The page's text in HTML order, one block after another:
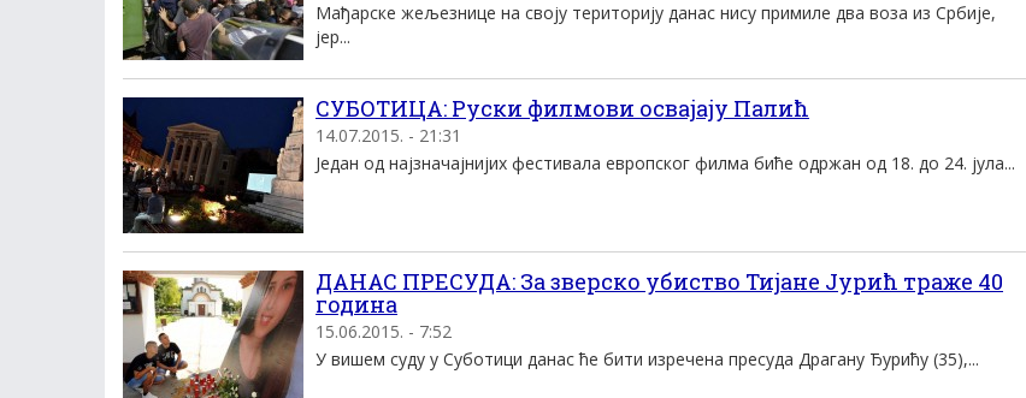
Мађарске жељезнице на своју територију данас нису примиле два воза из Србије,
јер...
СУБОТИЦА: Руски филмови освајају Палић
14.07.2015. - 21:31
Један од најзначајнијих фестивала европског филма биће одржан од 18. до 24. јула...
ДАНАС ПРЕСУДА: За зверско убиство Тијане Јурић траже 40
година
15.06.2015. - 7:52
У вишем суду у Суботици данас ће бити изречена пресуда Драгану Ђурићу (35),...